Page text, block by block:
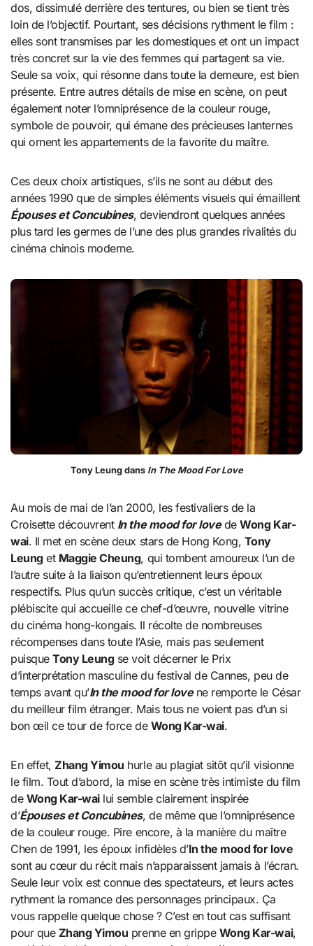
dos, dissimulé derrière des tentures, ou bien se tient très
loin de l’objectif. Pourtant, ses décisions rythment le film :
elles sont transmises par les domestiques et ont un impact
très concret sur la vie des femmes qui partagent sa vie.
Seule sa voix, qui résonne dans toute la demeure, est bien
présente. Entre autres détails de mise en scène, on peut
également noter l’omniprésence de la couleur rouge,
symbole de pouvoir, qui émane des précieuses lanternes
qui ornent les appartements de la favorite du maître.
Ces deux choix artistiques, s’ils ne sont au début des
années 1990 que de simples éléments visuels qui émaillent
Épouses et Concubines, deviendront quelques années
plus tard les germes de l’une des plus grandes rivalités du
cinéma chinois moderne.
Tony Leung dansIn The Mood For Love
Au mois de mai de l’an 2000, les festivaliers de la
Croisette découvrent In the mood for lovedeWong Kar-
wai. Il met en scène deux stars de Hong Kong, Tony
Leunget Maggie Cheung, qui tombent amoureux l’un de
l’autre suite à la liaison qu’entretiennent leurs époux
respectifs. Plus qu’un succès critique, c’est un véritable
plébiscite qui accueille ce chef-d’œuvre, nouvelle vitrine
du cinéma hong-kongais. Il récolte de nombreuses
récompenses dans toute l’Asie, mais pas seulement
puisqueTony Leungse voit décerner le Prix
d’interprétation masculine du festival de Cannes, peu de
temps avant qu’In the mood for lovene remporte le César
du meilleur film étranger. Mais tous ne voient pas d’un si
bon œil ce tour de force de Wong Kar-wai.
En effet,Zhang Yimou hurle au plagiat sitôt qu’il visionne
le film. Tout d’abord, la mise en scène très intimiste du film
de Wong Kar-wailui semble clairement inspirée
d’Épouses et Concubines, de même que l’omniprésence
de la couleur rouge. Pire encore, à la manière du maître
Chen de 1991, les époux infidèles d’In the mood for love
sont au cœur du récit mais n’apparaissent jamais à l’écran.
Seule leur voix est connue des spectateurs, et leurs actes
rythment la romance des personnages principaux. Ça
vous rappelle quelque chose ? C’est en tout cas suffisant
pour que Zhang Yimou prenne en grippe Wong Kar-wai,